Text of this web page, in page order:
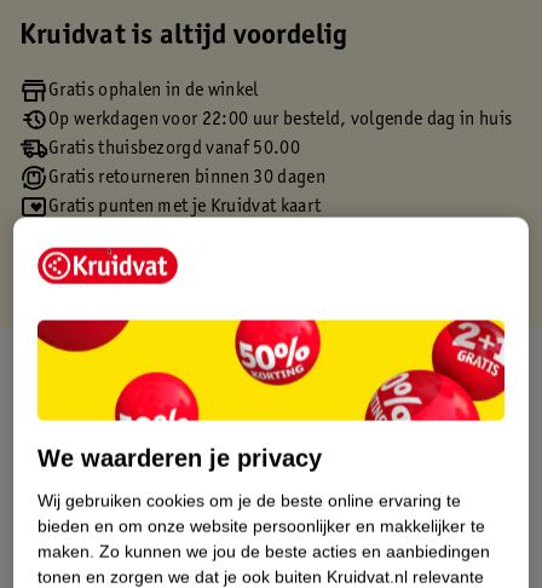
Kruidvat is altijd voordelig
Gratis ophalen in de winkel
Op werkdagen voor 22:00 uur besteld, volgende dag in huis
Gratis thuisbezorgd vanaf 50.00
Gratis retourneren binnen 30 dagen
Gratis punten met je Kruidvat kaart
Over dit product
Productinformatie
Etiketinformatie
Nature Impact Score
We waarderen je privacy
Wij gebruiken cookies om je de beste online ervaring te
bieden en om onze website persoonlijker en makkelijker te
maken. Zo kunnen we jou de beste acties en aanbiedingen
tonen en zorgen we dat je ook buiten Kruidvat.nl relevante